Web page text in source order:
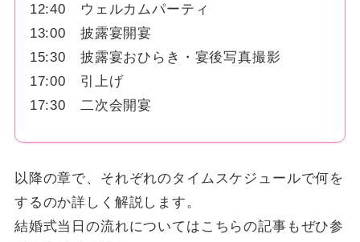
12:40 ウェルカムパーティ
13:00 披露宴開宴
15:30 披露宴おひらき・宴後写真撮影
17:00 引上げ
17:30 二次会開宴
以降の章で、それぞれのタイムスケジュールで何を
するのか詳しく解説します。
結婚式当日の流れについてはこちらの記事もぜひ参